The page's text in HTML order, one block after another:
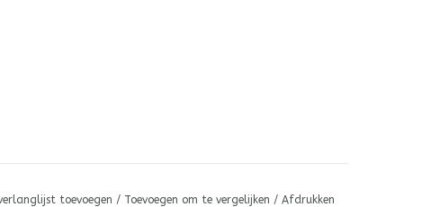
toevoegen / Toevoegen om te vergelijken / Afdrukken